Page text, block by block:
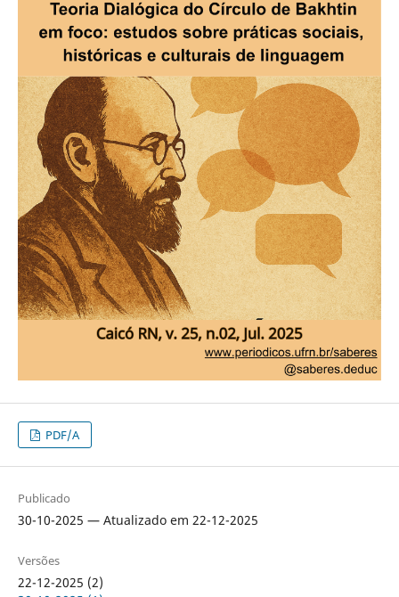
PDF/A
Publicado
30-10-2025 — Atualizado em 22-12-2025
Versões
22-12-2025 (2)